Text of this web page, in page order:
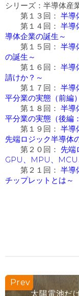
シリーズ：半導体産
第１３回： 半導
第１４ 回： 半導
導体企業の誕生～
第１５ 回： 半導
の誕生～
第１６ 回： 半導
請けか？～
第１７ 回： 半導
平分業の実態（前編
第１８ 回： 半導
平分業の実態（後編
第１９ 回： 半導
先端ロジック半導体
第２０ 回： 先端
GPU、MPU、MCU
第２１ 回： 半導
チップレットとは～
太陽電池だ